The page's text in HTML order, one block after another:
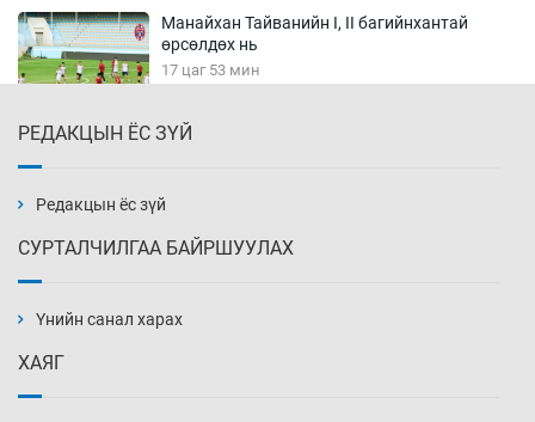
Манайхан Тайванийн I, II багийнхантай
өрсөлдөх нь
17 цаг 53 мин
18 цаг 23 мин
18 цаг 53 мин
РЕДАКЦЫН ЁС ЗҮЙ
Редакцын ёс зүй
СУРТАЛЧИЛГАА БАЙРШУУЛАХ
Үнийн санал харах
ХАЯГ